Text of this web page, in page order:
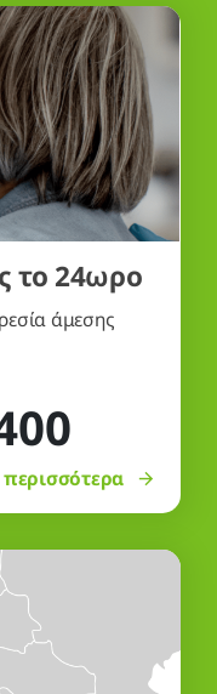
το 24ωρο
άμεσης